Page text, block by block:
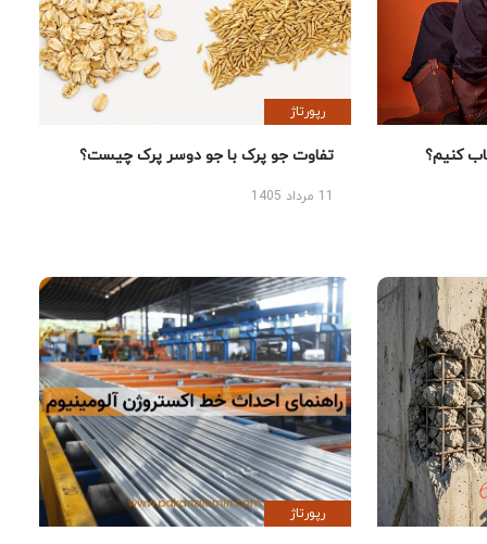
کنیم؟
رپورتاژ
تفاوت جو پرک با جو دوسر پرک چیست؟
رپورتاژ